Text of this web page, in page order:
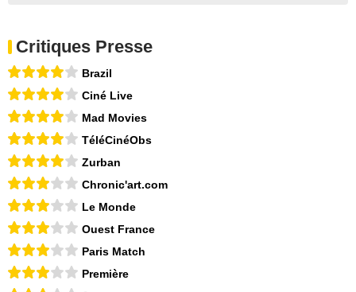
Critiques Presse
Brazil
Ciné Live
Mad Movies
TéléCinéObs
Zurban
Chronic'art.com
Le Monde
Ouest France
Paris Match
Première